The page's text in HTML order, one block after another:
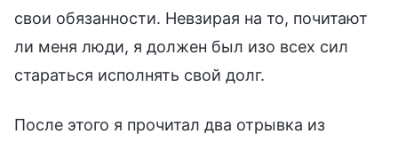
свои обязанности. Невзирая на то, почитают
ли меня люди, я должен был изо всех сил
стараться исполнять свой долг.
После этого я прочитал два отрывка из